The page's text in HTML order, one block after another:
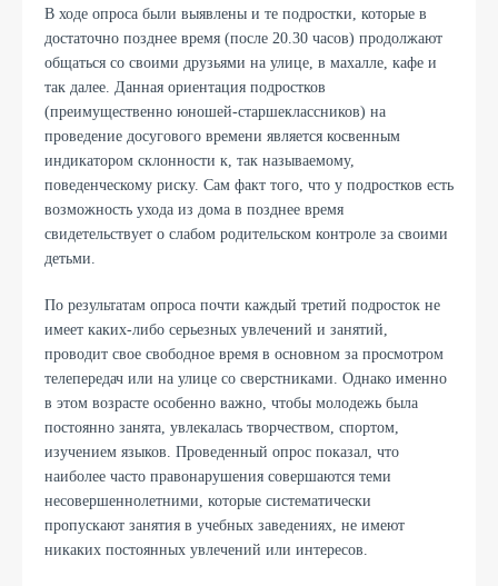
В ходе опроса были выявлены и те подростки, которые в
достаточно позднее время (после 20.30 часов) продолжают
общаться со своими друзьями на улице, в махалле, кафе и
так далее. Данная ориентация подростков
(преимущественно юношей-старшеклассников) на
проведение досугового времени является косвенным
индикатором склонности к, так называемому,
поведенческому риску. Сам факт того, что у подростков есть
возможность ухода из дома в позднее время
свидетельствует о слабом родительском контроле за своими
детьми.
По результатам опроса почти каждый третий подросток не
имеет каких-либо серьезных увлечений и занятий,
проводит свое свободное время в основном за просмотром
телепередач или на улице со сверстниками. Однако именно
в этом возрасте особенно важно, чтобы молодежь была
постоянно занята, увлекалась творчеством, спортом,
изучением языков. Проведенный опрос показал, что
наиболее часто правонарушения совершаются теми
несовершеннолетними, которые систематически
пропускают занятия в учебных заведениях, не имеют
никаких постоянных увлечений или интересов.